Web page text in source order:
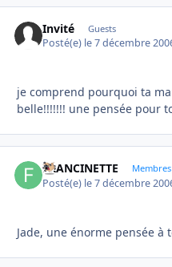
Invité Guests
Posté(e) le 7 décembre
je comprend pourquoi ta
belle!!!!!!! une pensée pour
FRANCINETTE
Posté(e) le 7 décembre
Jade, une énorme pensée à